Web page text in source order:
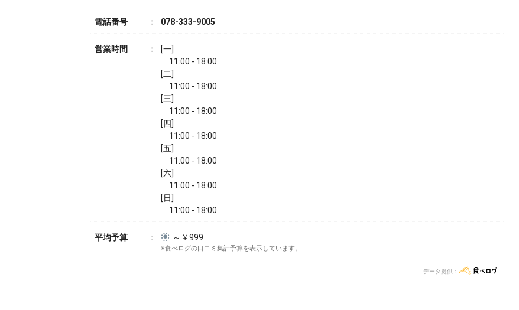
電話番号 078-333-9005
営業時間
[一]
11:00 - 18:00
[二]
11:00 - 18:00
[三]
11:00 - 18:00
[四]
11:00 - 18:00
[五]
11:00 - 18:00
[六]
11:00 - 18:00
[日]
11:00 - 18:00
平均予算 ～￥999
※食べログの口コミ集計予算を表示しています。
データ提供：